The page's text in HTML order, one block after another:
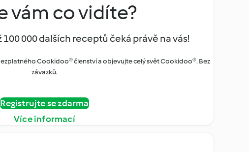
vám co vidíte?
000 dalších receptů čeká právě na vás!
Cookidoo® členství a objevujte celý svět Cookidoo®. Bez
závazků.
Registrujte se zdarma
Více informací